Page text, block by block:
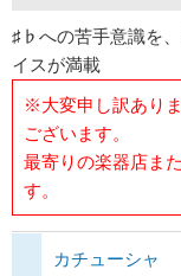
♯♭への苦手意識を
イスが満載
※大変申し訳あり
ございます。
最寄りの楽器店ま
す。
カチューシャ